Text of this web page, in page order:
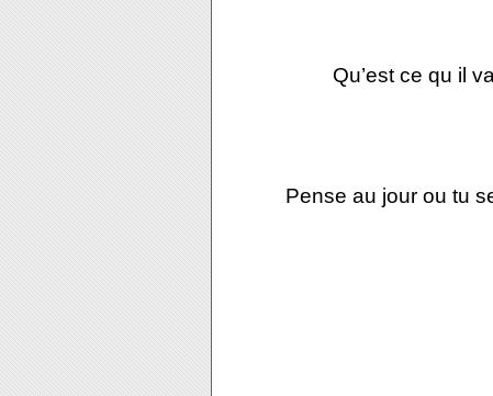
Qu’est ce qu il
Pense au jour ou tu